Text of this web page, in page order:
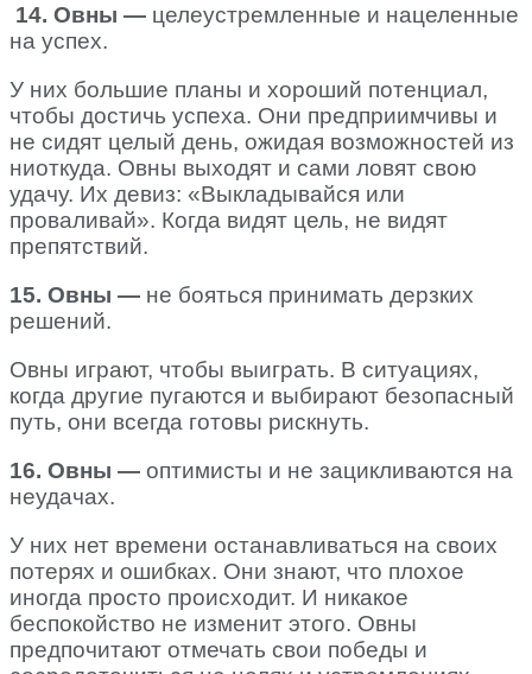
14. Овны — целеустремленные и нацеленные
на успех.
У них большие планы и хороший потенциал,
чтобы достичь успеха. Они предприимчивы и
не сидят целый день, ожидая возможностей из
ниоткуда. Овны выходят и сами ловят свою
удачу. Их девиз: «Выкладывайся или
проваливай». Когда видят цель, не видят
препятствий.
15. Овны — не бояться принимать дерзких
решений.
Овны играют, чтобы выиграть. В ситуациях,
когда другие пугаются и выбирают безопасный
путь, они всегда готовы рискнуть.
16. Овны — оптимисты и не зацикливаются на
неудачах.
У них нет времени останавливаться на своих
потерях и ошибках. Они знают, что плохое
иногда просто происходит. И никакое
беспокойство не изменит этого. Овны
предпочитают отмечать свои победы и